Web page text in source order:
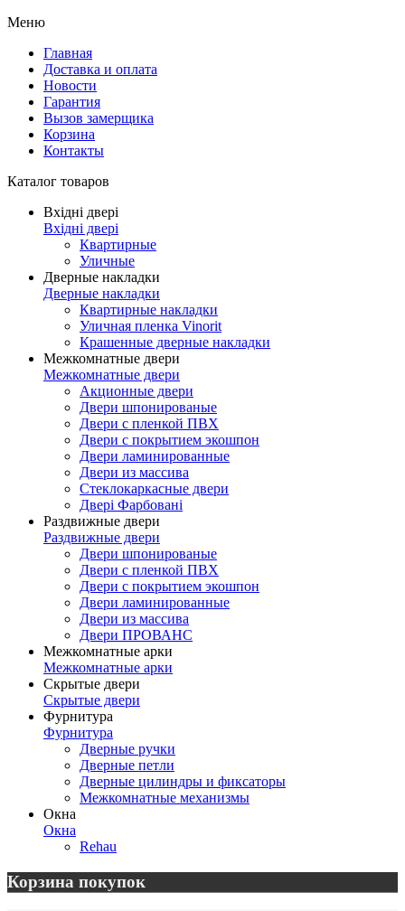
Меню
Главная
Доставка и оплата
Новости
Гарантия
Вызов замерщика
Корзина
Контакты
Каталог товаров
Вхідні двері
Вхідні двері
Квартирные
Уличные
Дверные накладки
Дверные накладки
Квартирные накладки
Уличная пленка Vinorit
Крашенные дверные накладки
Межкомнатные двери
Межкомнатные двери
Акционные двери
Двери шпонированые
Двери с пленкой ПВХ
Двери с покрытием экошпон
Двери ламинированные
Двери из массива
Стеклокаркасные двери
Двері Фарбовані
Раздвижные двери
Раздвижные двери
Двери шпонированые
Двери с пленкой ПВХ
Двери с покрытием экошпон
Двери ламинированные
Двери из массива
Двери ПРОВАНС
Межкомнатные арки
Межкомнатные арки
Скрытые двери
Скрытые двери
Фурнитура
Фурнитура
Дверные ручки
Дверные петли
Дверные цилиндры и фиксаторы
Межкомнатные механизмы
Окна
Окна
Rehau
Корзина покупок